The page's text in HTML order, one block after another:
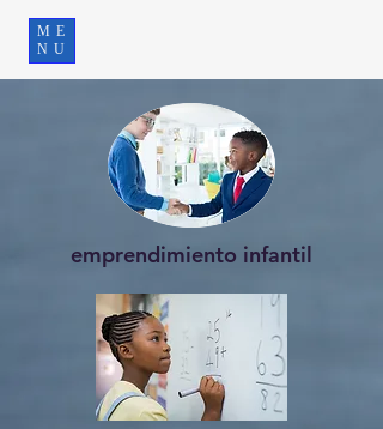
ME
NU
emprendimiento infantil